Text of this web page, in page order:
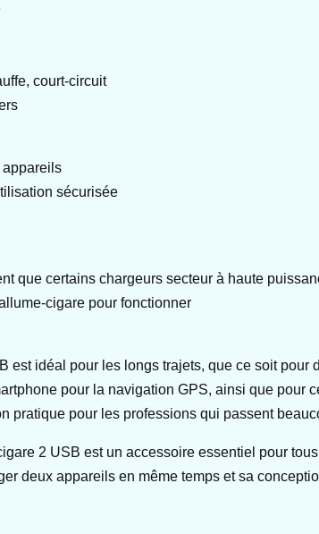
court-circuit
sécurisée
que certains chargeurs secteur à haute
cigare pour fonctionner
est idéal pour les longs trajets, que ce soit
pour la navigation GPS, ainsi que pour
pratique pour les professions qui passent
2 USB est un accessoire essentiel pour
deux appareils en même temps et sa